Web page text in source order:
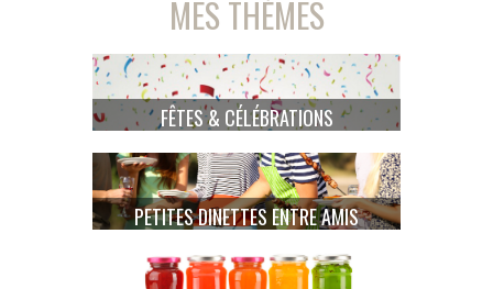
MES THÈMES
FÊTES & CÉLÉBRATIONS
PETITES DINETTES ENTRE AMIS